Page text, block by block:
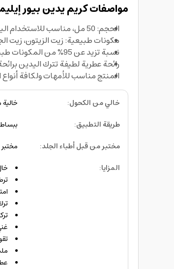
مواصفات كريم يدينبيور
الحجم: 50 مل، مناسب للاستخدام اليومي وحمل المنتج في حقيبة اليد.
مكونات طبيعية: زيت الزيتون، زيت
نسبة تزيد عن 95% من المكونات طبيعية للحصول على عناية لطيفة وآمنة.
رائحة عطرية لطيفة تترك اليدين
المنتج مناسب للأمهات ولكافة
خالي من الكحول:
طريقة التطبيق:
مختبر من قبل أطباء الجلد:
المزايا: